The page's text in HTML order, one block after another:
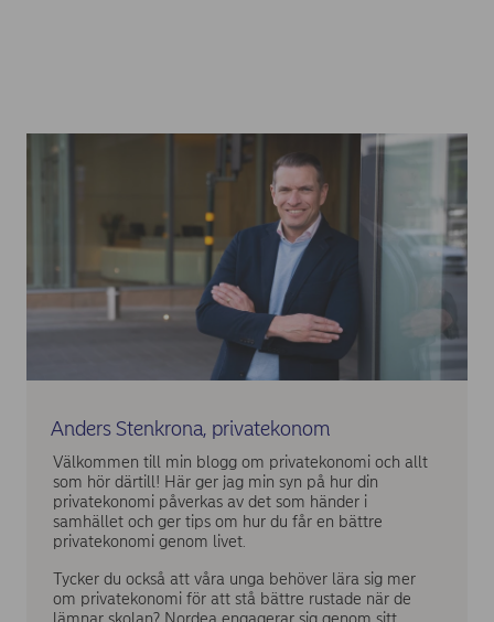
Anders Stenkrona, privatekonom
Välkommen till min blogg om privatekonomi och allt
som hör därtill! Här ger jag min syn på hur din
privatekonomi påverkas av det som händer i
samhället och ger tips om hur du får en bättre
privatekonomi genom livet.
Tycker du också att våra unga behöver lära sig mer
om privatekonomi för att stå bättre rustade när de